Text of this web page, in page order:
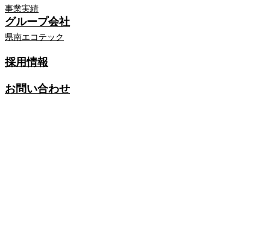
事業実績
グループ会社
県南エコテック
採用情報
お問い合わせ